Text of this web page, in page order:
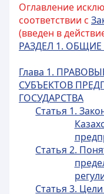
Оглавление
соответствии с
(введен в
РАЗДЕЛ 1.
Глава 1.
СУБЪЕКТОВ
ГОСУДАРСТВА
Статья 1.
Статья 2.
Статья 3.